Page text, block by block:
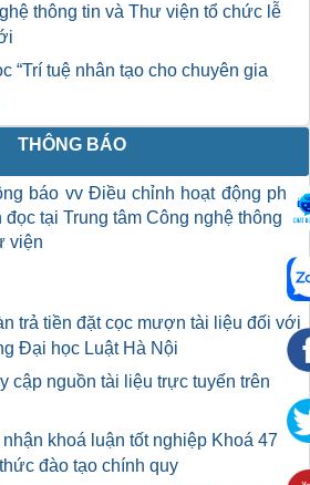
thông tin và Thư viện tổ chức lễ
“Trí tuệ nhân tạo cho chuyên gia
THÔNG BÁO
báo vv Điều chỉnh hoạt động phục
đọc tại Trung tâm Công nghệ thông tin
viện
trả tiền đặt cọc mượn tài liệu đối với
Đại học Luật Hà Nội
cập nguồn tài liệu trực tuyến trên
khoá luận tốt nghiệp Khoá 47
đào tạo chính quy